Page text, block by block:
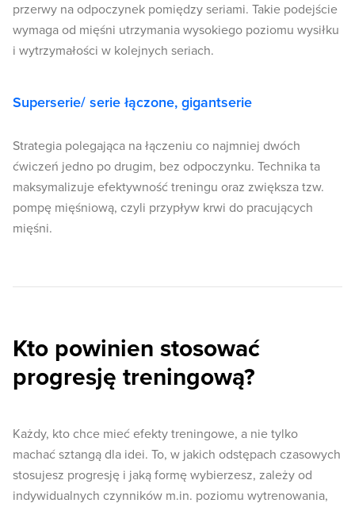
przerwy na odpoczynek pomiędzy seriami. Takie podejście
wymaga od mięśni utrzymania wysokiego poziomu wysiłku
i wytrzymałości w kolejnych seriach.
Superserie/ serie łączone, gigantserie
Strategia polegająca na łączeniu co najmniej dwóch
ćwiczeń jedno po drugim, bez odpoczynku. Technika ta
maksymalizuje efektywność treningu oraz zwiększa tzw.
pompę mięśniową, czyli przypływ krwi do pracujących
mięśni.
Kto powinien stosować
progresję treningową?
Każdy, kto chce mieć efekty treningowe, a nie tylko
machać sztangą dla idei. To, w jakich odstępach czasowych
stosujesz progresję i jaką formę wybierzesz, zależy od
indywidualnych czynników m.in. poziomu wytrenowania,